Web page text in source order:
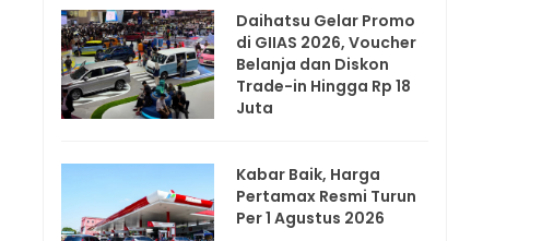
Daihatsu Gelar Promo
di GIIAS 2026, Voucher
Belanja dan Diskon
Trade-in Hingga Rp 18
Juta
Kabar Baik, Harga
Pertamax Resmi Turun
Per 1 Agustus 2026